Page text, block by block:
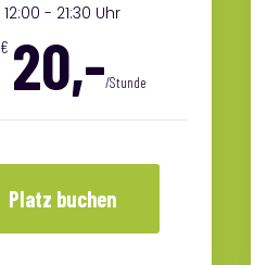
12:00 - 21:30 Uhr
€ 20,-/Stunde
Platz buchen